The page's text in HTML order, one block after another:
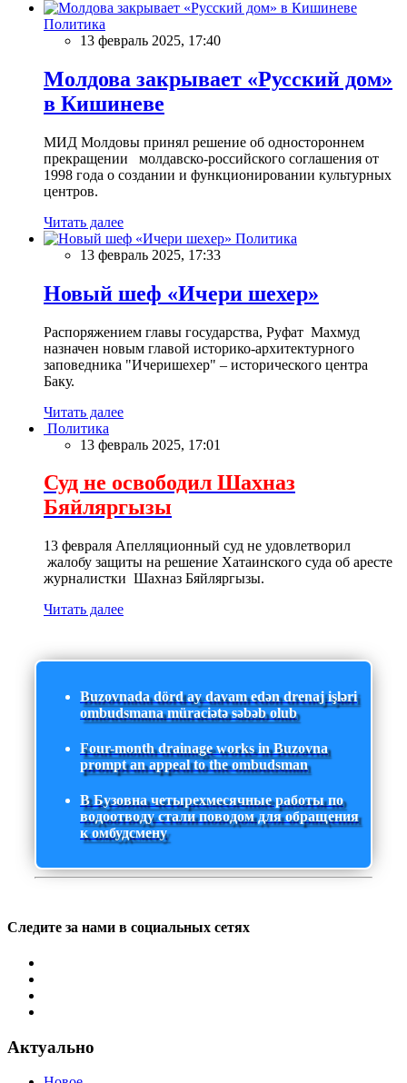
Политика
13 февраль 2025, 17:40
Молдова закрывает «Русский дом»
в Кишиневе
МИД Молдовы принял решение об одностороннем
прекращении молдавско-российского соглашения от
1998 года о создании и функционировании культурных
центров.
Читать далее
Политика
13 февраль 2025, 17:33
Новый шеф «Ичери шехер»
Распоряжением главы государства, Руфат Махмуд
назначен новым главой историко-архитектурного
заповедника "Ичеришехер" – исторического центра
Баку.
Читать далее
Политика
13 февраль 2025, 17:01
Суд не освободил Шахназ
Бяйляргызы
13 февраля Апелляционный суд не удовлетворил
жалобу защиты на решение Хатаинского суда об аресте
журналистки Шахназ Бяйляргызы.
Читать далее
Buzovnada dörd ay davam edən drenaj işləri
ombudsmana müraciətə səbəb olub
Four-month drainage works in Buzovna
prompt an appeal to the ombudsman
В Бузовна четырехмесячные работы по
водоотводу стали поводом для обращения
к омбудсмену
Следите за нами в социальных сетях
Актуально